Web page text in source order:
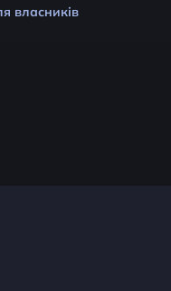
власників